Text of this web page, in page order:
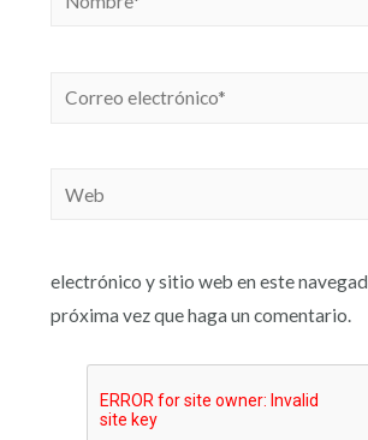
electrónico y sitio web en este
próxima vez que haga un comentario.